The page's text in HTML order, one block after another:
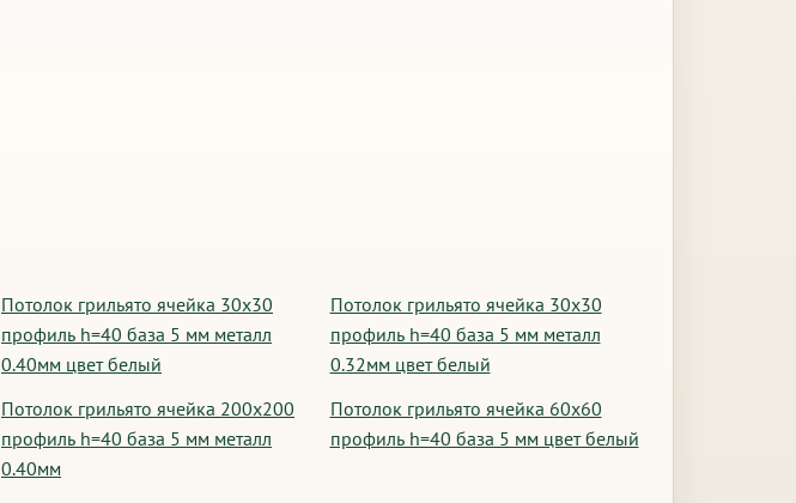
Потолок грильято ячейка 30х30
профиль h=40 база 5 мм металл
0.40мм цвет белый
Потолок грильято ячейка 30х30
профиль h=40 база 5 мм металл
0.32мм цвет белый
Потолок грильято ячейка 200х200
профиль h=40 база 5 мм металл
0.40мм
Потолок грильято ячейка 60х60
профиль h=40 база 5 мм цвет белый